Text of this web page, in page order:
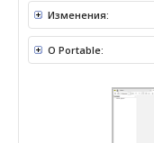
Изменения:
О Portable: